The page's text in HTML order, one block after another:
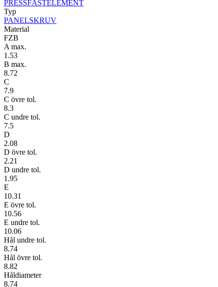
PRESSFÄSTELEMENT
Typ
PANELSKRUV
Material
FZB
A max.
1.53
B max.
8.72
C
7.9
C övre tol.
8.3
C undre tol.
7.5
D
2.08
D övre tol.
2.21
D undre tol.
1.95
E
10.31
E övre tol.
10.56
E undre tol.
10.06
Hål undre tol.
8.74
Hål övre tol.
8.82
Håldiameter
8.74